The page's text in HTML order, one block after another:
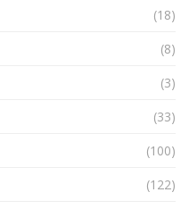
(18)
(8)
(3)
(33)
(100)
(122)